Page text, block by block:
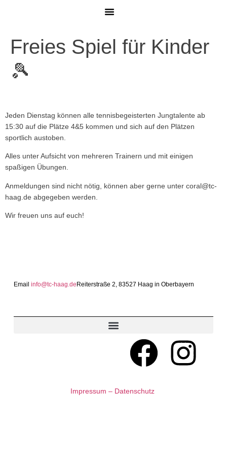
Freies Spiel für Kinder
🎾
Jeden Dienstag können alle tennisbegeisterten Jungtalente ab
15:30 auf die Plätze 4&5 kommen und sich auf den Plätzen
sportlich austoben.
Alles unter Aufsicht von mehreren Trainern und mit einigen
spaßigen Übungen.
Anmeldungen sind nicht nötig, können aber gerne unter coral@tc-
haag.de abgegeben werden.
Wir freuen uns auf euch!
Email info@tc-haag.deReiterstraße 2, 83527 Haag in Oberbayern
Impressum – Datenschutz